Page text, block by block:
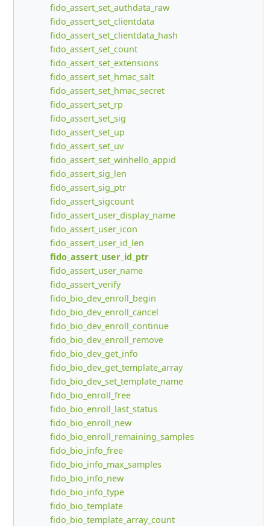
fido_assert_set_authdata_raw
fido_assert_set_clientdata
fido_assert_set_clientdata_hash
fido_assert_set_count
fido_assert_set_extensions
fido_assert_set_hmac_salt
fido_assert_set_hmac_secret
fido_assert_set_rp
fido_assert_set_sig
fido_assert_set_up
fido_assert_set_uv
fido_assert_set_winhello_appid
fido_assert_sig_len
fido_assert_sig_ptr
fido_assert_sigcount
fido_assert_user_display_name
fido_assert_user_icon
fido_assert_user_id_len
fido_assert_user_id_ptr
fido_assert_user_name
fido_assert_verify
fido_bio_dev_enroll_begin
fido_bio_dev_enroll_cancel
fido_bio_dev_enroll_continue
fido_bio_dev_enroll_remove
fido_bio_dev_get_info
fido_bio_dev_get_template_array
fido_bio_dev_set_template_name
fido_bio_enroll_free
fido_bio_enroll_last_status
fido_bio_enroll_new
fido_bio_enroll_remaining_samples
fido_bio_info_free
fido_bio_info_max_samples
fido_bio_info_new
fido_bio_info_type
fido_bio_template
fido_bio_template_array_count